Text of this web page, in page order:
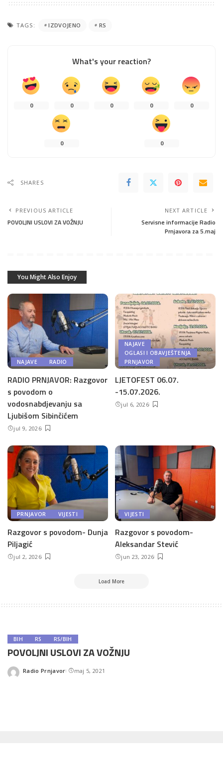
TAGS: IZDVOJENO RS
What's your reaction?
0 0 0 0 0
0 0
SHARES
PREVIOUS ARTICLE
POVOLJNI USLOVI ZA VOŽNJU
NEXT ARTICLE
Servisne informacije Radio
Prnjavora za 5.maj
You Might Also Enjoy
NAJAVE RADIO
RADIO PRNJAVOR: Razgovor
s povodom o
vodosnabdjevanju sa
Ljubišom Sibinčićem
jul 9, 2026
NAJAVE
OGLASI I OBAVJEŠTENJA
PRNJAVOR
LJETOFEST 06.07.
-15.07.2026.
jul 6, 2026
PRNJAVOR VIJESTI
Razgovor s povodom- Dunja
Piljagić
jul 2, 2026
VIJESTI
Razgovor s povodom-
Aleksandar Stević
jun 23, 2026
Load More
BIH RS RS/BIH
POVOLJNI USLOVI ZA VOŽNJU
Posted
Radio Prnjavor maj 5, 2021